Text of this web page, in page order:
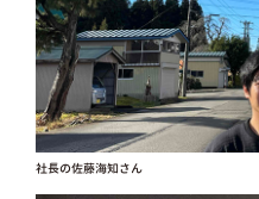
社長の佐藤海知さん